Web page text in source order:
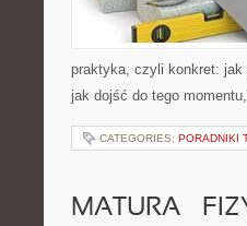
praktyka, czyli konkret: jak
jak dojść do tego
CATEGORIES: PORADNIKI
MATURA –